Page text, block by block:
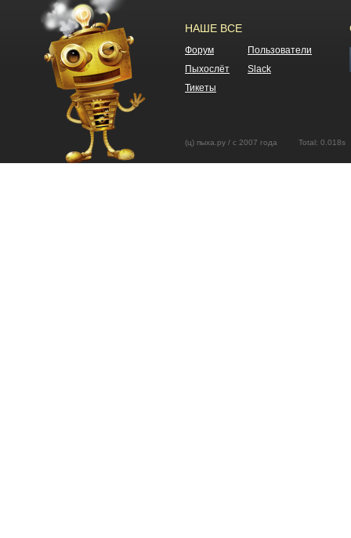
НАШЕ ВСЕ
Форум
Пользователи
Пыхослёт
Slack
Тикеты
(ц) пыха.ру / с 2007 года Total: